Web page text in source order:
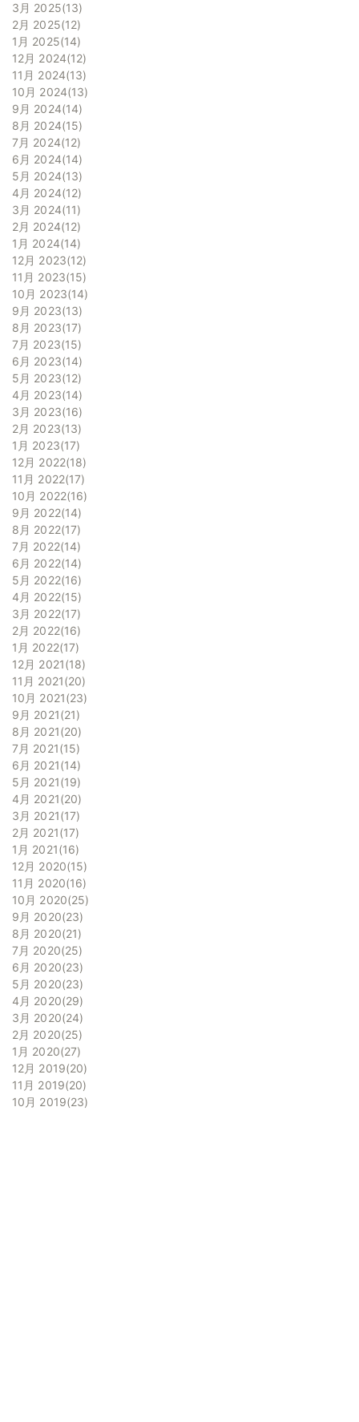
3月 2025 13
2月 2025 12
1月 2025 14
12月 2024 12
11月 2024 13
10月 2024 13
9月 2024 14
8月 2024 15
7月 2024 12
6月 2024 14
5月 2024 13
4月 2024 12
3月 2024 11
2月 2024 12
1月 2024 14
12月 2023 12
11月 2023 15
10月 2023 14
9月 2023 13
8月 2023 17
7月 2023 15
6月 2023 14
5月 2023 12
4月 2023 14
3月 2023 16
2月 2023 13
1月 2023 17
12月 2022 18
11月 2022 17
10月 2022 16
9月 2022 14
8月 2022 17
7月 2022 14
6月 2022 14
5月 2022 16
4月 2022 15
3月 2022 17
2月 2022 16
1月 2022 17
12月 2021 18
11月 2021 20
10月 2021 23
9月 2021 21
8月 2021 20
7月 2021 15
6月 2021 14
5月 2021 19
4月 2021 20
3月 2021 17
2月 2021 17
1月 2021 16
12月 2020 15
11月 2020 16
10月 2020 25
9月 2020 23
8月 2020 21
7月 2020 25
6月 2020 23
5月 2020 23
4月 2020 29
3月 2020 24
2月 2020 25
1月 2020 27
12月 2019 20
11月 2019 20
10月 2019 23